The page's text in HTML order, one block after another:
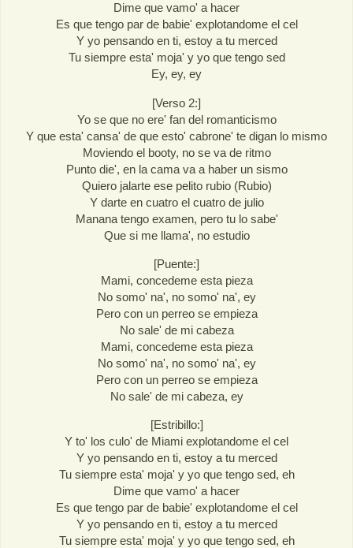
Dime que vamo' a hacer
Es que tengo par de babie' explotandome el cel
Y yo pensando en ti, estoy a tu merced
Tu siempre esta' moja' y yo que tengo sed
Ey, ey, ey
[Verso 2:]
Yo se que no ere' fan del romanticismo
Y que esta' cansa' de que esto' cabrone' te digan lo mismo
Moviendo el booty, no se va de ritmo
Punto die', en la cama va a haber un sismo
Quiero jalarte ese pelito rubio (Rubio)
Y darte en cuatro el cuatro de julio
Manana tengo examen, pero tu lo sabe'
Que si me llama', no estudio
[Puente:]
Mami, concedeme esta pieza
No somo' na', no somo' na', ey
Pero con un perreo se empieza
No sale' de mi cabeza
Mami, concedeme esta pieza
No somo' na', no somo' na', ey
Pero con un perreo se empieza
No sale' de mi cabeza, ey
[Estribillo:]
Y to' los culo' de Miami explotandome el cel
Y yo pensando en ti, estoy a tu merced
Tu siempre esta' moja' y yo que tengo sed, eh
Dime que vamo' a hacer
Es que tengo par de babie' explotandome el cel
Y yo pensando en ti, estoy a tu merced
Tu siempre esta' moja' y yo que tengo sed, eh